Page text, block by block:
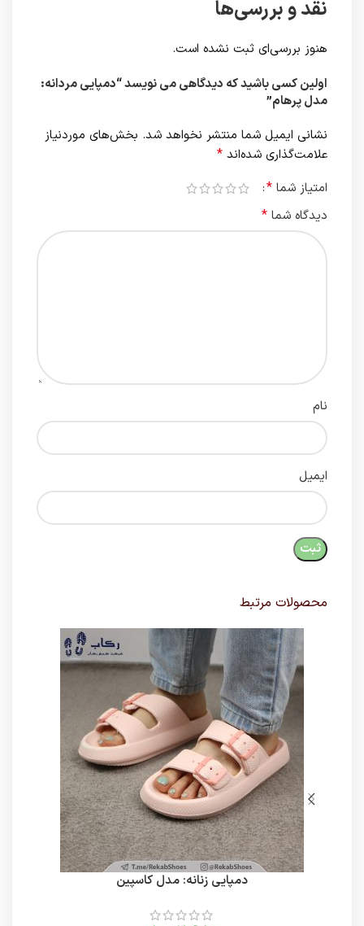
نقد و بررسی‌ها
هنوز بررسی‌ای ثبت نشده است.
اولین کسی باشید که دیدگاهی می نویسد “دمپایی مردانه:
مدل پرهام”
نشانی ایمیل شما منتشر نخواهد شد. بخش‌های موردنیاز
علامت‌گذاری شده‌اند *
امتیاز شما *
دیدگاه شما *
نام
ایمیل
محصولات مرتبط
دمپایی زنانه: مدل کاسپین